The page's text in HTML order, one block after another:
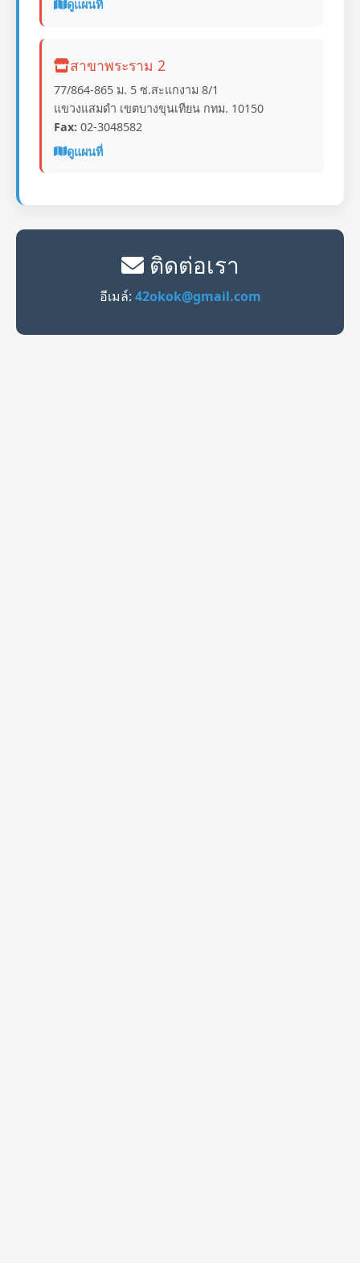
ดูแผนที่
สาขาพระราม 2
77/864-865 ม. 5 ซ.สะแกงาม 8/1
แขวงแสมดำ เขตบางขุนเทียน กทม. 10150
Fax: 02-3048582
ดูแผนที่
ติดต่อเรา
อีเมล์: 42okok@gmail.com